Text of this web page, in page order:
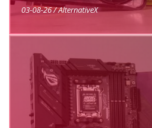
03-08-26 / AlternativeX